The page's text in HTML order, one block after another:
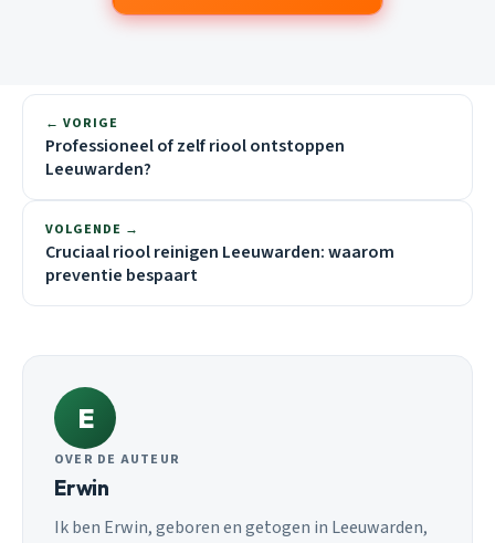
← VORIGE
Professioneel of zelf riool ontstoppen
Leeuwarden?
VOLGENDE →
Cruciaal riool reinigen Leeuwarden: waarom
preventie bespaart
E
OVER DE AUTEUR
Erwin
Ik ben Erwin, geboren en getogen in Leeuwarden,